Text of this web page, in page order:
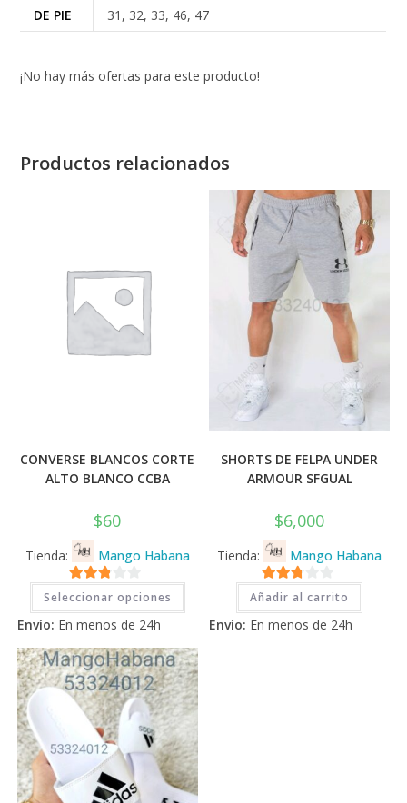
DE PIE
31, 32, 33, 46, 47
¡No hay más ofertas para este producto!
Productos relacionados
CONVERSE BLANCOS CORTE
ALTO BLANCO CCBA
$60
Tienda: Mango Habana
2.71
de 5
Seleccionar opciones
Este
tiene
múltiples
Las
opciones
se
pueden
elegir
en
página
de
producto
Envío: En menos de 24h
SHORTS DE FELPA UNDER
ARMOUR SFGUAL
$6,000
Tienda: Mango Habana
2.71
de 5
Añadir al carrito
Envío: En menos de 24h